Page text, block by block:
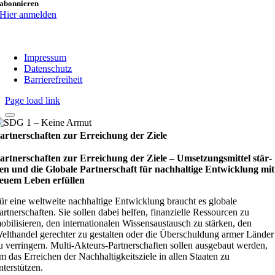
abonnieren
Hier anmelden
Impressum
Datenschutz
Barrierefreiheit
Page load link
zur Erreichung der Ziele
zur Erreichung der Ziele – Umset­zungs­mit­tel stär­
und die Glo­bale Part­ner­schaft für nach­hal­tige Ent­wick­lung mit
Leben erfül­len
eine weltweite nachhaltige Entwicklung braucht es globale
Sie sollen dabei helfen, finanzielle Ressourcen zu
den internationalen Wissensaustausch zu stärken, den
gerechter zu gestalten oder die Überschuldung armer Länder
verringern. Multi-Akteurs-Partnerschaften sollen ausgebaut werden,
das Erreichen der Nachhaltigkeitsziele in allen Staaten zu